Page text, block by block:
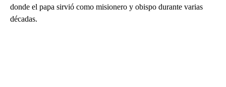
donde el papa sirvió como misionero y obispo durante varias
décadas.